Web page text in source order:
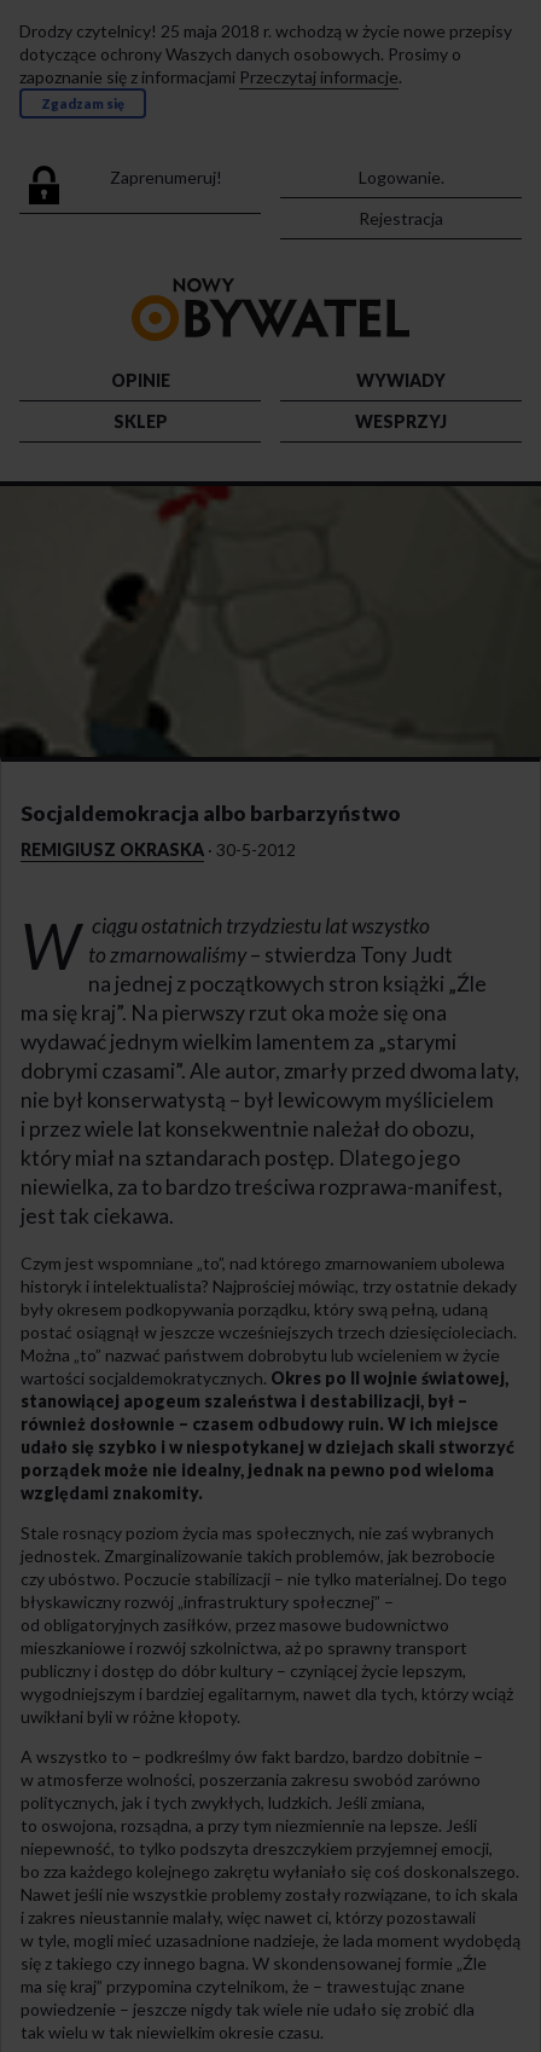
Drodzy czytelnicy! 25 maja 2018 r. wchodzą w życie nowe przepisy
dotyczące ochrony Waszych danych osobowych. Prosimy o
zapoznanie się z informacjami Przeczytaj informacje.
Zgadzam się
Zaprenumeruj!
Logowanie.
Rejestracja
strony
OPINIE
WYWIADY
SKLEP
WESPRZYJ
Socjaldemokracja albo barbarzyństwo
REMIGIUSZ OKRASKA · 30-5-2012
W ciągu ostatnich trzydziestu lat wszystko
to zmarnowaliśmy– stwierdza Tony Judt
na jednej z początkowych stron książki „Źle
ma się kraj”. Na pierwszy rzut oka może się ona
wydawać jednym wielkim lamentem za „starymi
dobrymi czasami”. Ale autor, zmarły przed dwoma laty,
nie był konserwatystą – był lewicowym myślicielem
i przez wiele lat konsekwentnie należał do obozu,
który miał na sztandarach postęp. Dlatego jego
niewielka, za to bardzo treściwa rozprawa-manifest,
jest tak ciekawa.
Czym jest wspomniane „to”, nad którego zmarnowaniem ubolewa
historyk i intelektualista? Najprościej mówiąc, trzy ostatnie dekady
były okresem podkopywania porządku, który swą pełną, udaną
postać osiągnął w jeszcze wcześniejszych trzech dziesięcioleciach.
Można „to” nazwać państwem dobrobytu lub wcieleniem w życie
wartości socjaldemokratycznych. Okres po II wojnie światowej,
stanowiącej apogeum szaleństwa i destabilizacji, był –
również dosłownie – czasem odbudowy ruin. W ich miejsce
udało się szybko i w niespotykanej w dziejach skali stworzyć
porządek może nie idealny, jednak na pewno pod wieloma
względami znakomity.
Stale rosnący poziom życia mas społecznych, nie zaś wybranych
jednostek. Zmarginalizowanie takich problemów, jak bezrobocie
czy ubóstwo. Poczucie stabilizacji – nie tylko materialnej. Do tego
błyskawiczny rozwój „infrastruktury społecznej” –
od obligatoryjnych zasiłków, przez masowe budownictwo
mieszkaniowe i rozwój szkolnictwa, aż po sprawny transport
publiczny i dostęp do dóbr kultury – czyniącej życie lepszym,
wygodniejszym i bardziej egalitarnym, nawet dla tych, którzy wciąż
uwikłani byli w różne kłopoty.
A wszystko to – podkreślmy ów fakt bardzo, bardzo dobitnie –
w atmosferze wolności, poszerzania zakresu swobód zarówno
politycznych, jak i tych zwykłych, ludzkich. Jeśli zmiana,
to oswojona, rozsądna, a przy tym niezmiennie na lepsze. Jeśli
niepewność, to tylko podszyta dreszczykiem przyjemnej emocji,
bo zza każdego kolejnego zakrętu wyłaniało się coś doskonalszego.
Nawet jeśli nie wszystkie problemy zostały rozwiązane, to ich skala
i zakres nieustannie malały, więc nawet ci, którzy pozostawali
w tyle, mogli mieć uzasadnione nadzieje, że lada moment wydobędą
się z takiego czy innego bagna. W skondensowanej formie „Źle
ma się kraj” przypomina czytelnikom, że – trawestując znane
powiedzenie – jeszcze nigdy tak wiele nie udało się zrobić dla
tak wielu w tak niewielkim okresie czasu.